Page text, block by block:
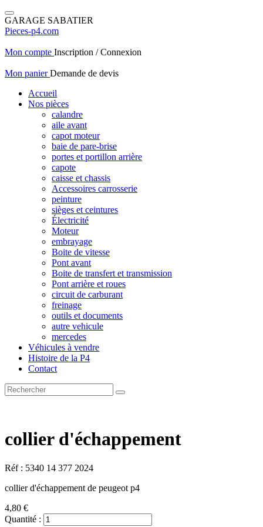
GARAGE SABATIER
Pieces-p4.com
Mon compte Inscription / Connexion
Mon panierDemande de devis
Accueil
Nos pièces
calandre
aile avant
capot moteur
baie de pare-brise
portes et portillon arrière
capote
caisse et chassis
Accessoires carrosserie
peinture
sièges et ceintures
Électricité
Moteur
embrayage
Boite de vitesse
Pont avant
Boite de transfert et transmission
Pont arrière et roues
circuit de carburant
freinage
outils et documents
autre vehicule
mercedes
Véhicules à vendre
Histoire de la P4
Contact
collier d'échappement
Réf : 5340 14 377 2024
collier d'échappement de peugeot p4
4,80 €
Quantité :